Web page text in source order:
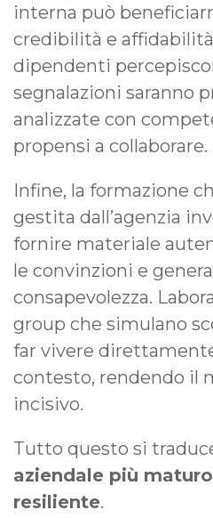
interna può
credibilità e
dipendenti
segnalazioni saranno
analizzate con
propensi a collaborare.
Infine, la formazione
gestita dall’agenzia
fornire materiale
le convinzioni e
consapevolezza.
group che simulano
far vivere
contesto, rendendo il
incisivo.
Tutto questo si
aziendale più maturo
resiliente.